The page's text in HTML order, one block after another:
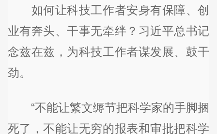
如何让科技工作者安身有保障、创
业有奔头、干事无牵绊？习近平总书记
念兹在兹，为科技工作者谋发展、鼓干
劲。
“不能让繁文缛节把科学家的手脚捆
死了，不能让无穷的报表和审批把科学